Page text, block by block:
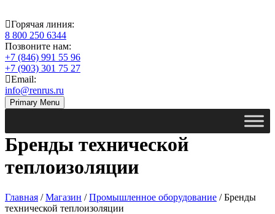
Горячая линия:
8 800 250 6344
Позвоните нам:
+7 (846) 991 55 96
+7 (903) 301 75 27
Email:
info@renrus.ru
Primary Menu
Бренды технической
теплоизоляции
Главная /Магазин /Промышленное оборудование / Бренды
технической теплоизоляции